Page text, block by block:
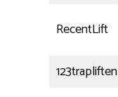
RecentLift
123trapliften